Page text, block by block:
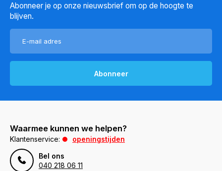
Abonneer je op onze nieuwsbrief om op de hoogte te
blijven.
Abonneer
Waarmee kunnen we helpen?
Klantenservice:
openingstijden
Bel ons
040 218 06 11